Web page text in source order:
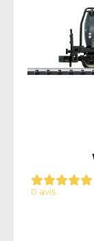
0 avis